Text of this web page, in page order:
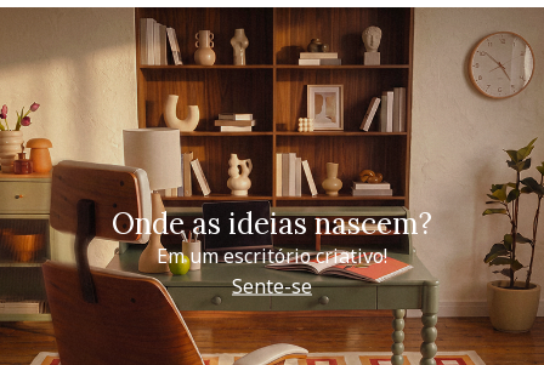
Onde as ideias nascem?
Em um escritório criativo!
Sente-se